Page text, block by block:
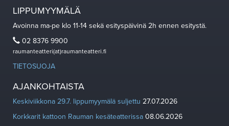
LIPPUMYYMÄLÄ
Avoinna ma-pe klo 11-14 sekä esityspäivinä 2h ennen esitystä.
02 8376 9900
raumanteatteri(at)raumanteatteri.fi
TIETOSUOJA
AJANKOHTAISTA
Keskiviikkona 29.7. lippumyymälä suljettu 27.07.2026
Korkkarit kattoon Rauman kesäteatterissa 08.06.2026